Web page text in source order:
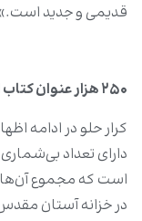
قدیمی و جدید
۲۵۰ هزار عنوان کتاب اهدایی
کرار حلو در ادامه
دارای تعداد
در خزانه آستان